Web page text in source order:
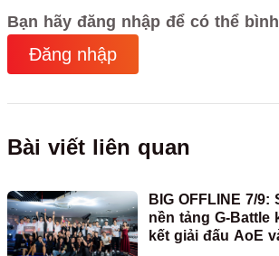
Bạn hãy đăng nhập để có thể
Đăng nhập
Bài viết liên quan
BIG OFFLINE 7/
nền tảng G-Battle
kết giải đấu AoE